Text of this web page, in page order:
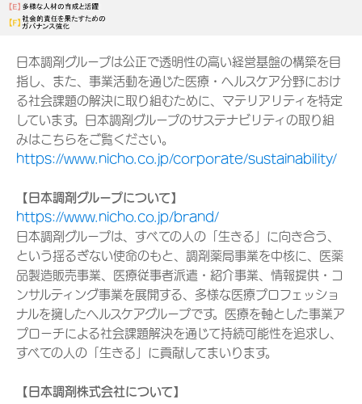
日本調剤グループは公正で透明性の高い経営基盤の構築を目
指し、また、事業活動を通じた医療・ヘルスケア分野におけ
る社会課題の解決に取り組むために、マテリアリティを特定
しています。日本調剤グループのサステナビリティの取り組
みはこちらをご覧ください。
https://www.nicho.co.jp/corporate/sustainability/
【日本調剤グループについて】
https://www.nicho.co.jp/brand/
日本調剤グループは、すべての人の「生きる」に向き合う、
という揺るぎない使命のもと、調剤薬局事業を中核に、医薬
品製造販売事業、医療従事者派遣・紹介事業、情報提供・コ
ンサルティング事業を展開する、多様な医療プロフェッショ
ナルを擁したヘルスケアグループです。医療を軸とした事業ア
プローチによる社会課題解決を通じて持続可能性を追求し、
すべての人の「生きる」に貢献してまいります。
【日本調剤株式会社について】